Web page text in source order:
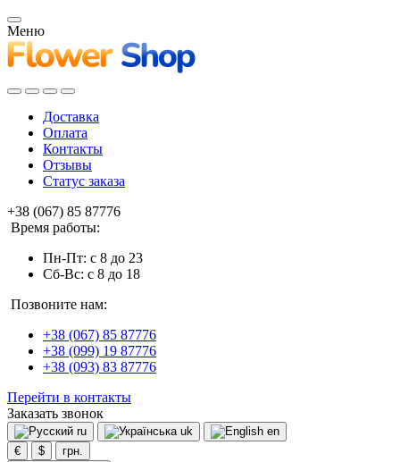
Меню
Доставка
Оплата
Контакты
Отзывы
Статус заказа
+38 (067) 85 87776
Время работы:
Пн-Пт: с 8 до 23
Сб-Вс: с 8 до 18
Позвоните нам:
+38 (067) 85 87776
+38 (099) 19 87776
+38 (093) 83 87776
Перейти в контакты
Заказать звонок
ru uk
en
€
$
грн.